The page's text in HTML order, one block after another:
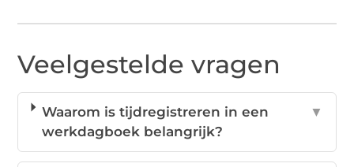
Veelgestelde vragen
Waarom is tijdregistreren in een
werkdagboek belangrijk?
▼